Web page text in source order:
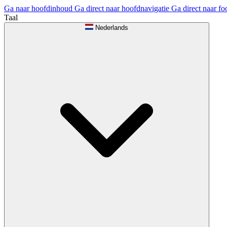
Ga naar hoofdinhoud Ga direct naar hoofdnavigatie Ga direct naar
Taal
Nederlands